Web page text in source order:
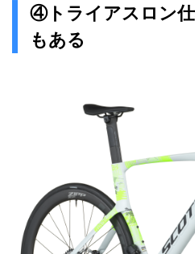
④トライアスロン
もある